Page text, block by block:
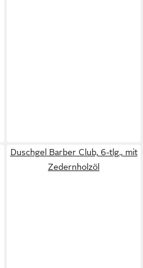
Duschgel Barber Club, 6-tlg., mit
Zedernholzöl